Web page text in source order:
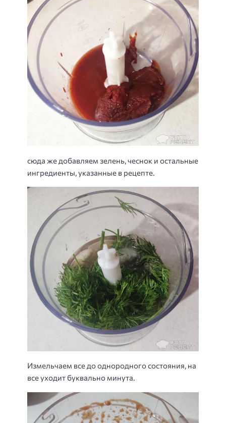
сюда же добавляем зелень, чеснок и остальные
ингредиенты, указанные в рецепте.
Измельчаем все до однородного состояния, на
все уходит буквально минута.